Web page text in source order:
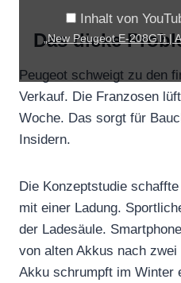
t
-
i
Inhalt von
„New Peugeot E-208GTi |
Das dicke
Peugeot schweigt zu den
Verkauf. Die Franzosen
Woche. Das sorgt für
Insidern.
Die Konzeptstudie
mit einer Ladung.
der Ladesäule.
von alten Akkus nach
Akku schrumpft im Winter